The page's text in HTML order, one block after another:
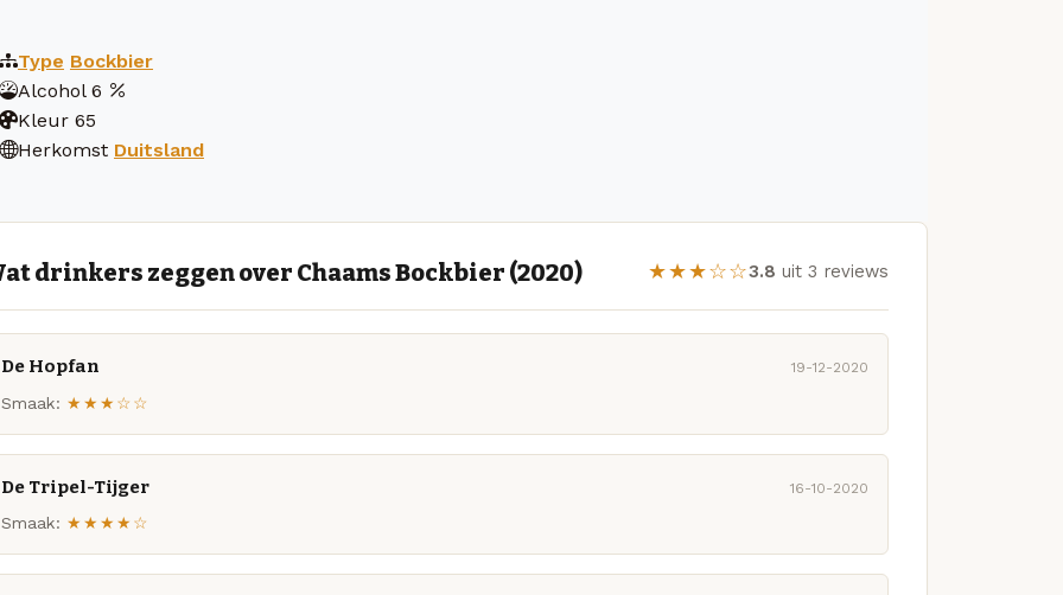
Type Bockbier
Alcohol 6
Kleur 65
Herkomst Duitsland
drinkers zeggen over Chaams Bockbier (2020) ★★★☆☆3.8 uit 3 reviews
De Hopfan 19-12-2020
Smaak: ★★★☆☆
De Tripel-Tijger 16-10-2020
Smaak: ★★★★☆